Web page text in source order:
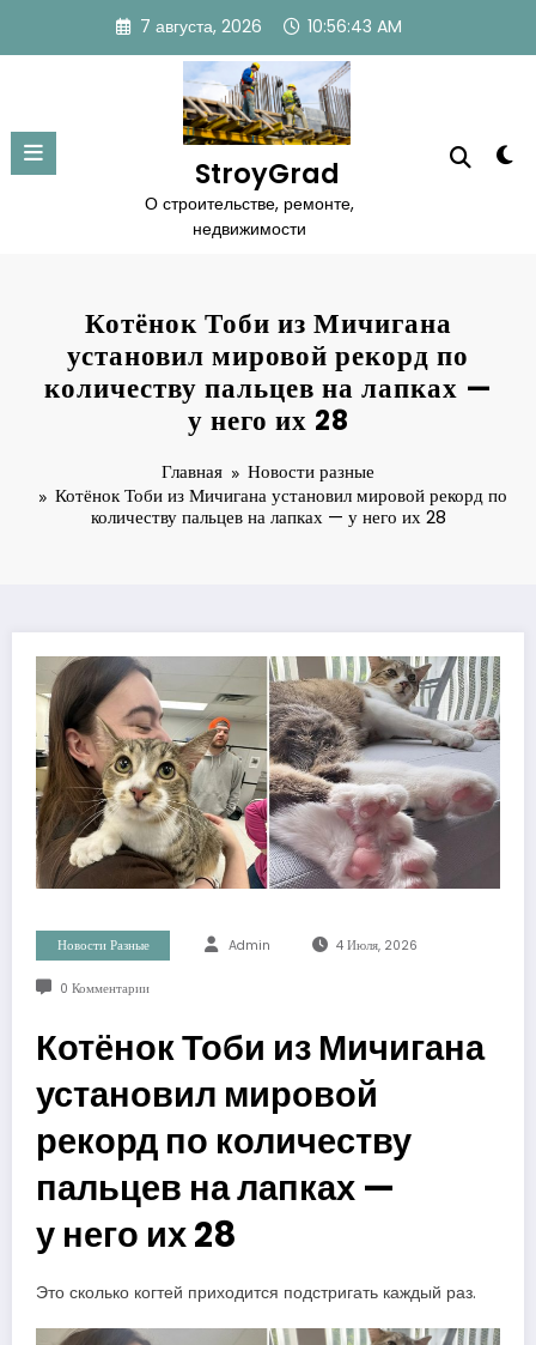
содержимому
7 августа, 2026 10:56:44 AM
StroyGrad
О строительстве, ремонте,
недвижимости
Котёнок Тоби из Мичигана
установил мировой рекорд по
количеству пальцев на лапках —
у него их 28
Главная
Новости разные
Котёнок Тоби из Мичигана установил мировой рекорд по
количеству пальцев на лапках — у него их 28
Новости Разные Admin 4 Июля, 2026
0 Комментарии
Котёнок Тоби из Мичигана
установил мировой
рекорд по количеству
пальцев на лапках —
у него их 28
Это сколько когтей приходится подстригать каждый раз.